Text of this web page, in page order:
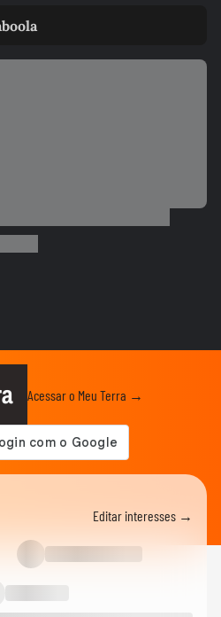
criada por...
MUNDO DA FIFA 2026
da Copa...
manda recado a Paredes
a Gavi na final...
morre após fonte desabar
do título...
MUNDO DA FIFA 2026
argentinos entram em
com a PM no RJ após...
Acessar o Meu Terra →
Editar interesses →